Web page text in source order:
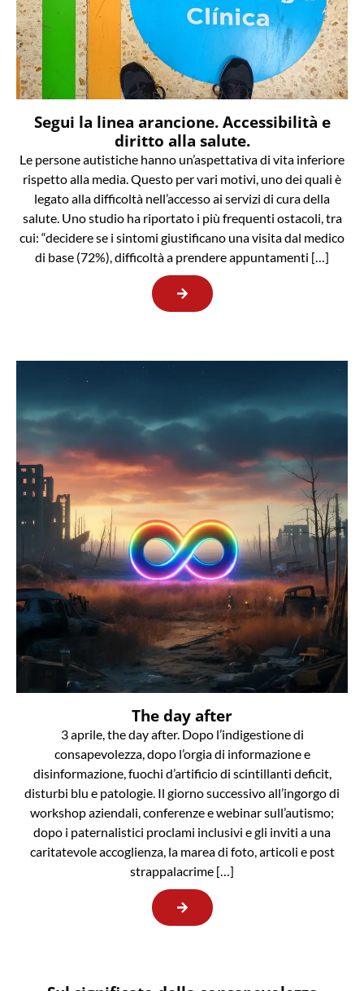
Segui la linea arancione. Accessibilità e
diritto alla salute.
Le persone autistiche hanno un’aspettativa di vita inferiore
rispetto alla media. Questo per vari motivi, uno dei quali è
legato alla difficoltà nell’accesso ai servizi di cura della
salute. Uno studio ha riportato i più frequenti ostacoli, tra
cui: “decidere se i sintomi giustificano una visita dal medico
di base (72%), difficoltà a prendere appuntamenti […]
The day after
3 aprile, the day after. Dopo l’indigestione di
consapevolezza, dopo l’orgia di informazione e
disinformazione, fuochi d’artificio di scintillanti deficit,
disturbi blu e patologie. Il giorno successivo all’ingorgo di
workshop aziendali, conferenze e webinar sull’autismo;
dopo i paternalistici proclami inclusivi e gli inviti a una
caritatevole accoglienza, la marea di foto, articoli e post
strappalacrime […]